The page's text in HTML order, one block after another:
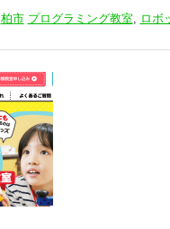
柏市 プログラミング教室, ロボ